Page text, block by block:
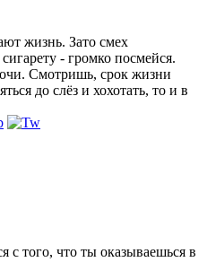
жизнь. Зато смех
- громко посмейся.
Смотришь, срок жизни
до слёз и хохотать, то и в
с того, что ты оказываешься в